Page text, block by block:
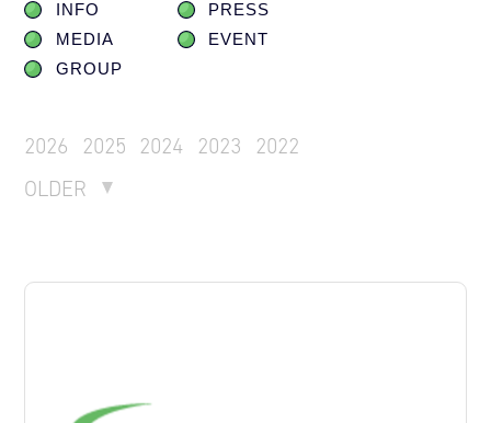
INFO
PRESS
MEDIA
EVENT
GROUP
2026 2025 2024 2023
2022
OLDER